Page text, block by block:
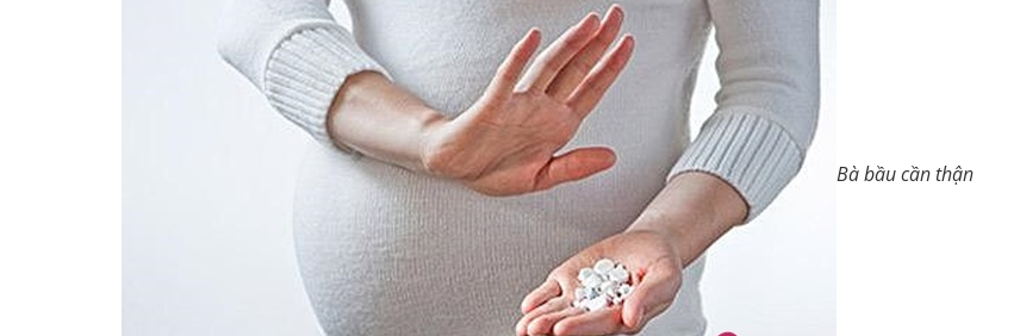
Bà bầu cần thận